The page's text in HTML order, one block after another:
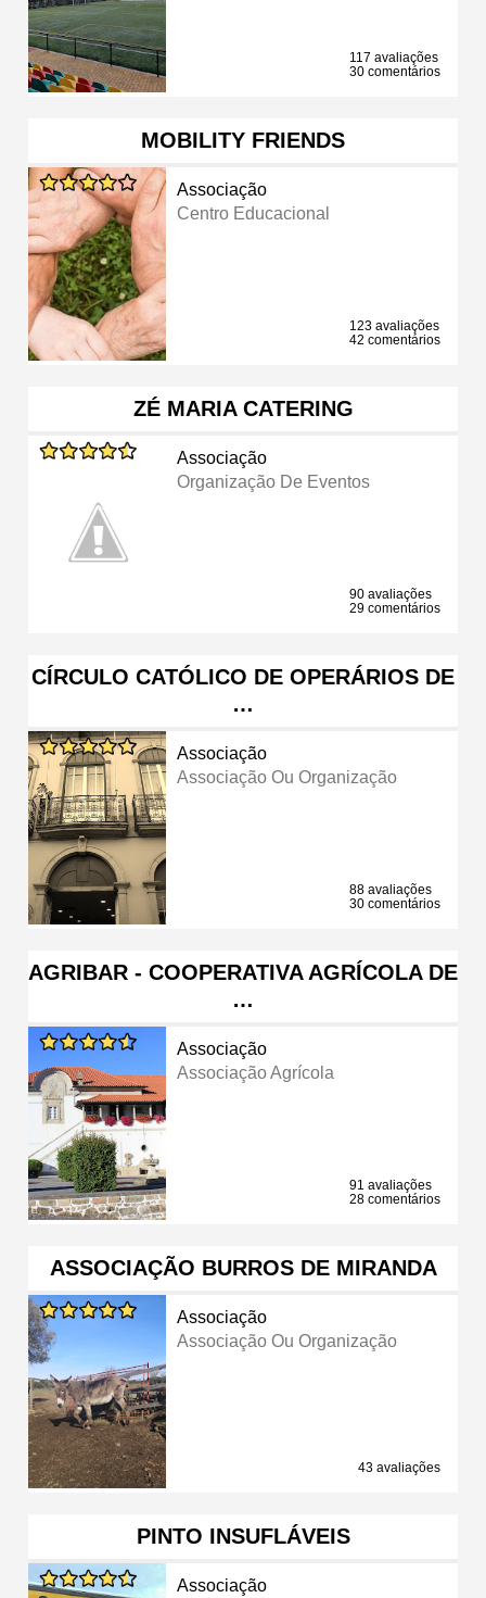
117 avaliações
30 comentários
MOBILITY FRIENDS
Associação
Centro Educacional
123 avaliações
42 comentários
ZÉ MARIA CATERING
Associação
Organização De Eventos
90 avaliações
29 comentários
CÍRCULO CATÓLICO DE OPERÁRIOS DE
…
Associação
Associação Ou Organização
88 avaliações
30 comentários
AGRIBAR - COOPERATIVA AGRÍCOLA DE
…
Associação
Associação Agrícola
91 avaliações
28 comentários
ASSOCIAÇÃO BURROS DE MIRANDA
Associação
Associação Ou Organização
43 avaliações
PINTO INSUFLÁVEIS
Associação